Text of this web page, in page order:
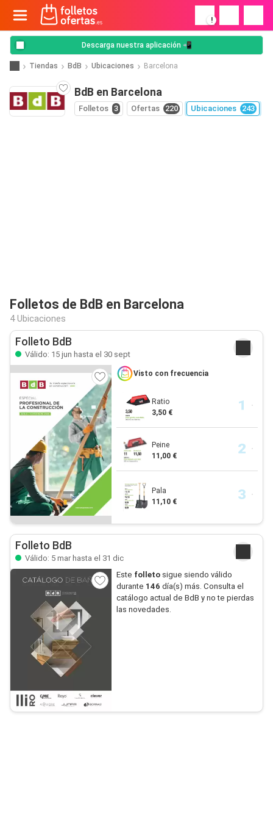
!
Descarga nuestra aplicación 📲
Tiendas BdB Ubicaciones Barcelona
BdB en Barcelona
Folletos 3 Ofertas 220 Ubicaciones 243
Folletos de BdB en Barcelona
4 Ubicaciones
Folleto BdB
Válido: 15 jun hasta el 30 sept
Visto con frecuencia
Ratio
3,50 €
Peine
11,00 €
Pala
11,10 €
Folleto BdB
Válido: 5 mar hasta el 31 dic
Este folletosigue siendo válido
durante 146 día(s) más. Consulta el
catálogo actual de BdB y no te pierdas
las novedades.